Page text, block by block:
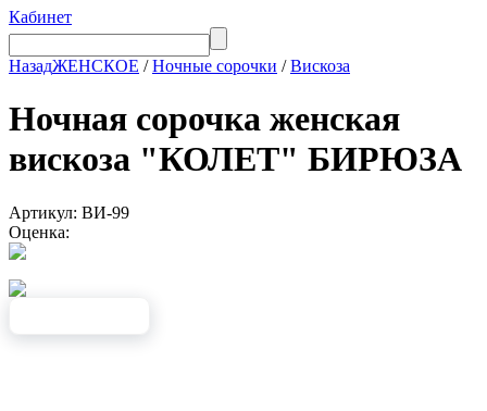
Кабинет
НазадЖЕНСКОЕ /Ночные сорочки /Вискоза
Ночная сорочка женская
вискоза "КОЛЕТ" БИРЮЗА
Артикул: ВИ-99
Оценка: